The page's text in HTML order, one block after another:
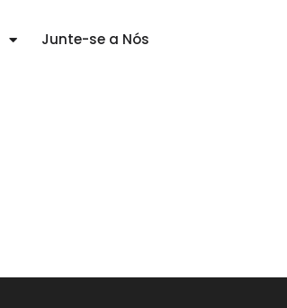
Junte-se a Nós